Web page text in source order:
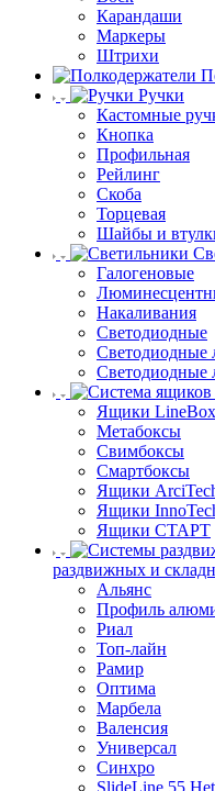
Карандаши
Маркеры
Штрихи
Ручки
Кастомные
Кнопка
Профильная
Рейлинг
Скоба
Торцевая
Шайбы и
Галогеновые
Накаливания
Светодиодные
Светодиодные
Светодиодные
Ящики LineBox
Метабоксы
Свимбоксы
Смартбоксы
Ящики
Ящики
Ящики СТАРТ
раздвижных и
Альянс
Профиль
Риал
Топ-лайн
Рамир
Оптима
Марбела
Валенсия
Универсал
Синхро
SlideLine 55